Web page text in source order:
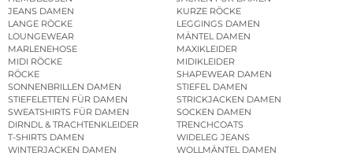
JEANS DAMEN
KURZE RÖCKE
LANGE RÖCKE
LEGGINGS DAMEN
LOUNGEWEAR
MÄNTEL DAMEN
MARLENEHOSE
MAXIKLEIDER
MIDI RÖCKE
MIDIKLEIDER
RÖCKE
SHAPEWEAR DAMEN
SONNENBRILLEN DAMEN
STIEFEL DAMEN
STIEFELETTEN FÜR DAMEN
STRICKJACKEN DAMEN
SWEATSHIRTS FÜR DAMEN
SOCKEN DAMEN
DIRNDL & TRACHTENKLEIDER
TRENCHCOATS
T-SHIRTS DAMEN
WIDELEG JEANS
WINTERJACKEN DAMEN
WOLLMÄNTEL DAMEN